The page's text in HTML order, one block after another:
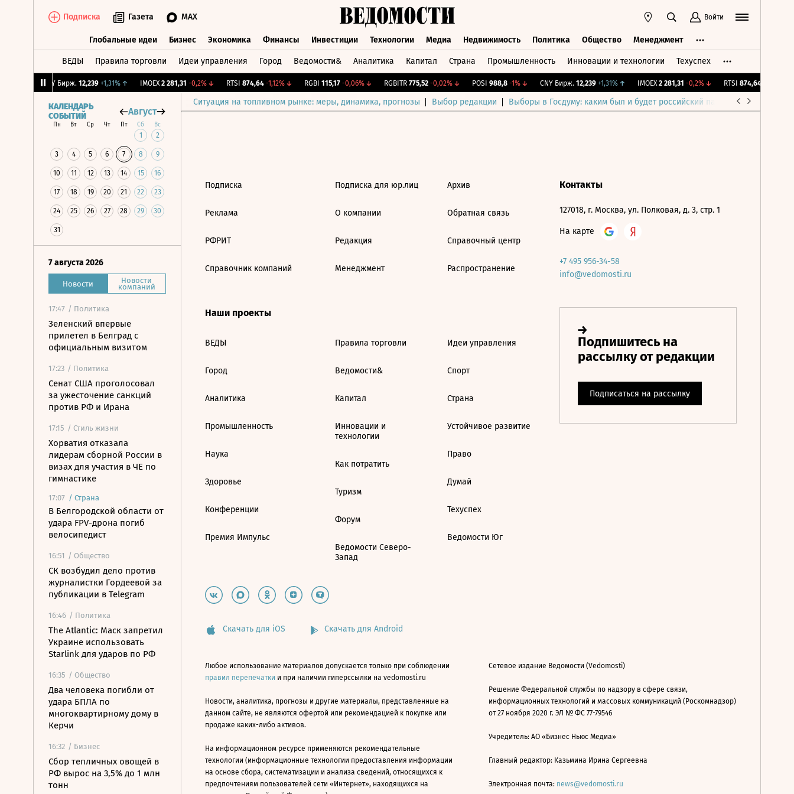
Подписка Газета MAX Войти
Глобальные идеи Бизнес Экономика Финансы Инвестиции Технологии Медиа Недвижимость Политика Общество Менеджмент
ВЕДЫ Правила торговли Идеи управления Город Ведомости& Аналитика Капитал Страна Промышленность Инновации и технологии Техуспех
CNY Бирж. 12,239 +1,31%↑ IMOEX 2 281,31 -0,2%↓ RTSI 874,64 -1,12%↓ RGBI 115,17 -0,06%↓ RGBITR 775,52 -0,02%↓ POSI 988,8 -1%↓ CNY Бирж. 12,239 +1,31%↑ IMOEX 2 281,31 -0,2%↓ RTSI 874,64 -1,12%
Ситуация на топливном рынке: меры, динамика, прогнозы Выбор редакции Выборы в Госдуму: каким был и будет российский парламент
КАЛЕНДАРЬ
СОБЫТИЙ
Август
Пн Вт Ср Чт Пт Сб Вс
1 2
3 4 5 6 7 8 9
10 11 12 13 14 15 16
17 18 19 20 21 22 23
24 25 26 27 28 29 30
31
7 августа 2026
Новости Новости
компаний
17:47 / Политика
Зеленский впервые
прилетел в Белград с
официальным визитом
17:23 / Политика
Сенат США проголосовал
за ужесточение санкций
против РФ и Ирана
17:15 / Стиль жизни
Хорватия отказала
лидерам сборной России в
визах для участия в ЧЕ по
гимнастике
17:07 / Страна
В Белгородской области от
удара FPV-дрона погиб
велосипедист
16:51 / Общество
СК возбудил дело против
журналистки Гордеевой за
публикации в Telegram
16:46 / Политика
The Atlantic: Маск запретил
Украине использовать
Starlink для ударов по РФ
16:35 / Общество
Два человека погибли от
удара БПЛА по
многоквартирному дому в
Керчи
16:32 / Бизнес
Сбор тепличных овощей в
РФ вырос на 3,5% до 1 млн
тонн
Подписка
Реклама
РФРИТ
Справочник компаний
Подписка для юр.лиц
О компании
Редакция
Менеджмент
Архив
Обратная связь
Справочный центр
Распространение
Наши проекты
ВЕДЫ
Город
Аналитика
Промышленность
Наука
Здоровье
Конференции
Премия Импульс
Правила торговли
Ведомости&
Капитал
Инновации и
технологии
Как потратить
Туризм
Форум
Ведомости Северо-
Запад
Идеи управления
Спорт
Страна
Устойчивое развитие
Право
Думай
Техуспех
Ведомости Юг
Контакты
127018, г. Москва, ул. Полковая, д. 3, стр. 1
На карте
+7 495 956-34-58
info@vedomosti.ru
Скачать для iOS Скачать для Android
Любое использование материалов допускается только при соблюдении
правил перепечатки и при наличии гиперссылки на vedomosti.ru
Новости, аналитика, прогнозы и другие материалы, представленные на
данном сайте, не являются офертой или рекомендацией к покупке или
продаже каких-либо активов.
На информационном ресурсе применяются рекомендательные
технологии (информационные технологии предоставления информации
на основе сбора, систематизации и анализа сведений, относящихся к
предпочтениям пользователей сети «Интернет», находящихся на
Сетевое издание Ведомости (Vedomosti)
Решение Федеральной службы по надзору в сфере связи,
информационных технологий и массовых коммуникаций (Роскомнадзор)
от 27 ноября 2020 г. ЭЛ № ФС 77-79546
Учредитель: АО «Бизнес Ньюс Медиа»
Главный редактор: Казьмина Ирина Сергеевна
Электронная почта: news@vedomosti.ru